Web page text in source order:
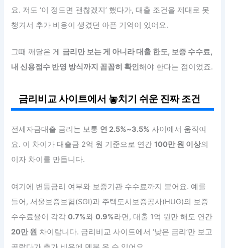
요. 저도 ‘이 정도면 괜찮겠지’ 했다가, 대출 조건을 제대로 못
챙겨서 추가 비용이 생겼던 아픈 기억이 있어요.
그때 깨달은 게 금리만 보는 게 아니라 대출 한도, 보증 수수료,
내 신용점수 반영 방식까지 꼼꼼히 확인해야 한다는 점이었죠.
금리비교 사이트에서 놓치기 쉬운 진짜 조건
전세자금대출 금리는 보통 연 2.5%~3.5% 사이에서 움직여
요. 이 차이가 대출금 2억 원 기준으로 연간100만 원 이상의
이자 차이를 만듭니다.
여기에 변동금리 여부와 보증기관 수수료까지 붙어요. 예를
들어, 서울보증보험(SGI)과 주택도시보증공사(HUG)의 보증
수수료율이 각각0.7%와0.9%라면, 대출 1억 원만 해도 연간
20만 원 차이랍니다. 금리비교 사이트에서 ‘낮은 금리’만 보고